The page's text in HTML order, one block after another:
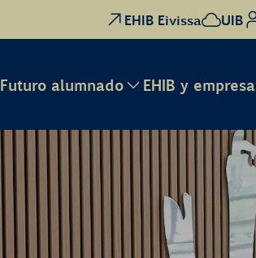
EHIB Eivissa UIB
Futuro alumnado EHIB y empresa